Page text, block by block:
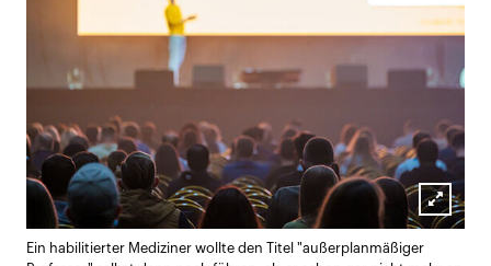
Lightbox
öffnen
Ein habilitierter Mediziner wollte den Titel "außerplanmäßiger